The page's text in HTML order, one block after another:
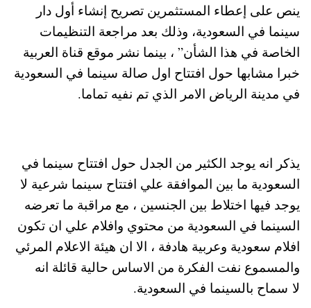
ينص على إعطاء المستثمرين تصريح إنشاء أول دار
سينما في السعودية، وذلك بعد مراجعة التنظيمات
الخاصة في هذا الشأن” ، بينما نشر موقع قناة العربية
خبرا مشابها حول افتتاح اول صالة سينما في السعودية
في مدينة الرياض الامر الذي تم نفيه تماما.
يذكر انه يوجد الكثير من الجدل حول افتتاح سينما في
السعودية ما بين الموافقة علي افتتاح سينما شرعية لا
يوجد فيها اختلاط بين الجنسين ، مع مراقبة ما تعرضه
السينما في السعودية من محتوي وافلام علي ان تكون
افلام سعودية وعربية هادفة ، الا ان هيئة الاعلام المرئي
والمسموع نفت الفكرة من الاساس حالية قائلة انه
لا سماح بالسينما في السعودية.